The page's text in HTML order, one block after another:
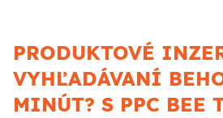
PRODUKTOVÉ
VYHĽADÁVANÍ
MINÚT? S PPC BEE